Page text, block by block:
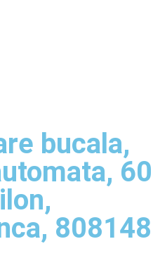
bucala,
60
808148